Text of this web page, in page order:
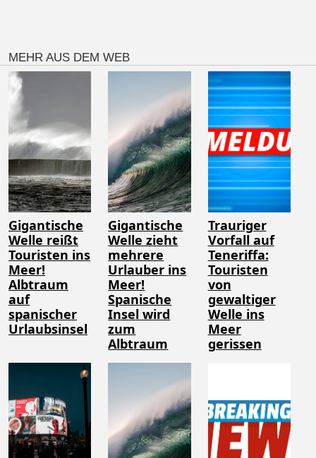
MEHR AUS DEM WEB
Gigantische
Welle reißt
Touristen ins
Meer!
Albtraum
auf
spanischer
Urlaubsinsel
Gigantische
Welle zieht
mehrere
Urlauber ins
Meer!
Spanische
Insel wird
zum
Albtraum
Trauriger
Vorfall auf
Teneriffa:
Touristen
von
gewaltiger
Welle ins
Meer
gerissen